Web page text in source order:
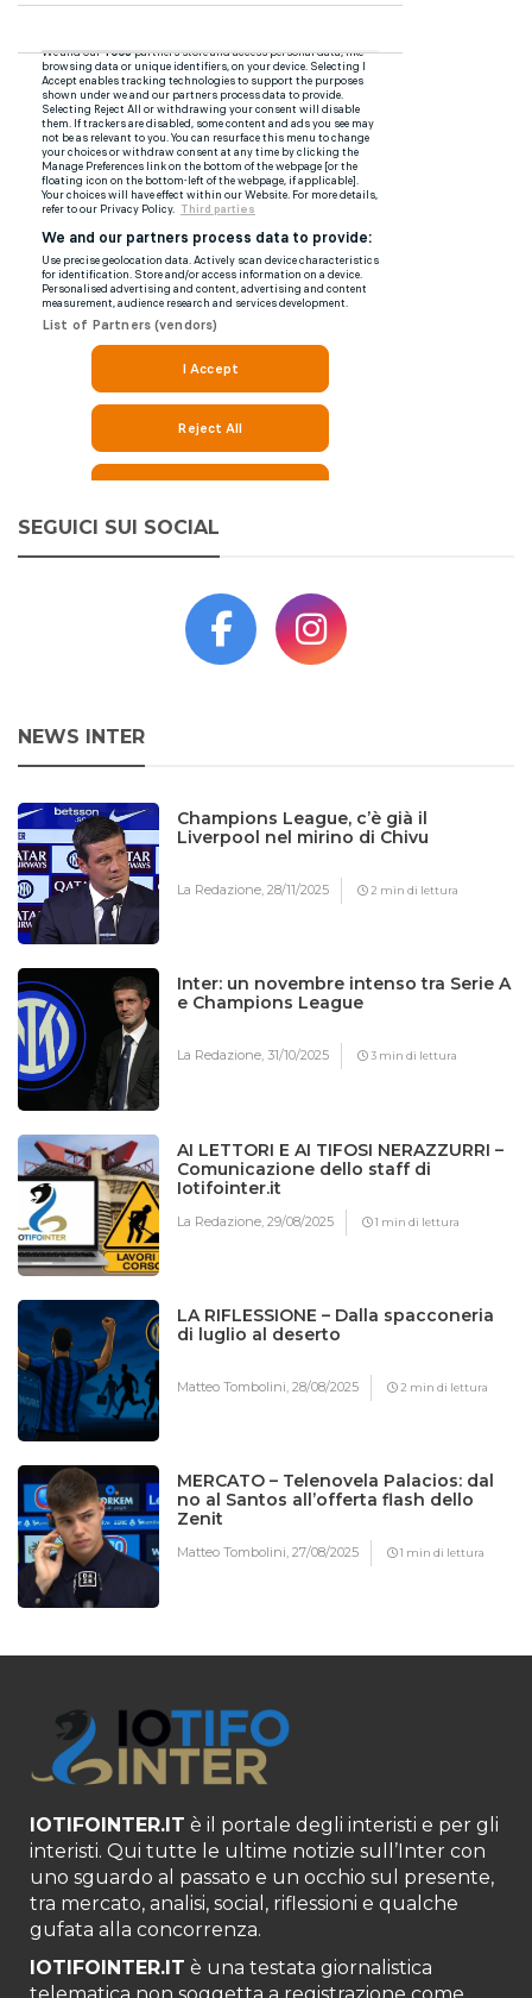
SEGUICI SUI SOCIAL
NEWS INTER
Champions League, c’è già il
Liverpool nel mirino di Chivu
La Redazione,28/11/2025 2 min di lettura
Inter: un novembre intenso tra Serie A
e Champions League
La Redazione,31/10/2025 3 min di lettura
AI LETTORI E AI TIFOSI NERAZZURRI –
Comunicazione dello staff di
Iotifointer.it
La Redazione,29/08/2025 1 min di lettura
LA RIFLESSIONE – Dalla spacconeria
di luglio al deserto
Matteo Tombolini,28/08/2025 2 min di lettura
MERCATO – Telenovela Palacios: dal
no al Santos all’offerta flash dello
Zenit
Matteo Tombolini,27/08/2025 1 min di lettura
IOTIFOINTER.IT è il portale degli interisti e per gli
interisti. Qui tutte le ultime notizie sull’Inter con
uno sguardo al passato e un occhio sul presente,
tra mercato, analisi, social, riflessioni e qualche
gufata alla concorrenza.
IOTIFOINTER.IT è una testata giornalistica